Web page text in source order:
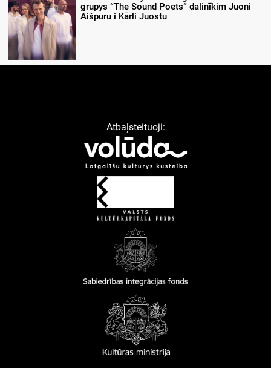
grupys “The Sound Poets” dalinīkim Juoni
Aišpuru i Kārli Juostu
Atbaļsteituoji: